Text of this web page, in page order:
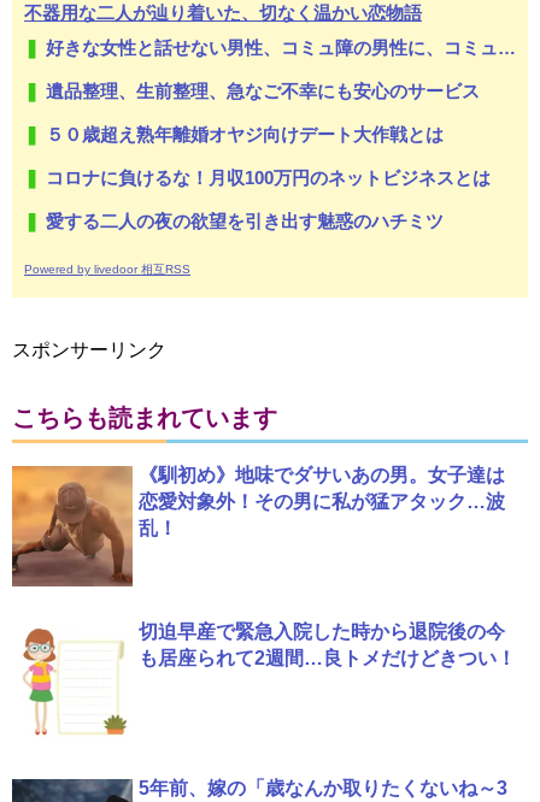
不器用な二人が辿り着いた、切なく温かい恋物語
好きな女性と話せない男性、コミュ障の男性に、コミュ力向上セラピー講座
遺品整理、生前整理、急なご不幸にも安心のサービス
５０歳超え熟年離婚オヤジ向けデート大作戦とは
コロナに負けるな！月収100万円のネットビジネスとは
愛する二人の夜の欲望を引き出す魅惑のハチミツ
Powered by livedoor 相互RSS
スポンサーリンク
こちらも読まれています
《馴初め》地味でダサいあの男。女子達は
恋愛対象外！その男に私が猛アタック…波
乱！
切迫早産で緊急入院した時から退院後の今
も居座られて2週間…良トメだけどきつい！
5年前、嫁の「歳なんか取りたくないね～3